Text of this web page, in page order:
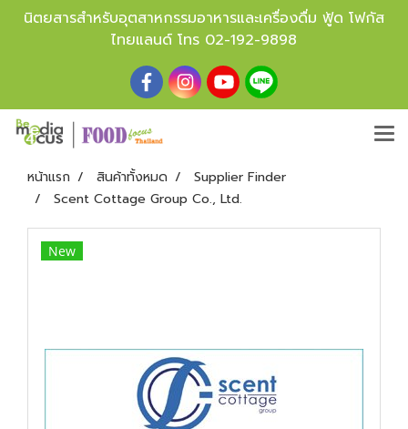
นิตยสารสำหรับอุตสาหกรรมอาหารและเครื่องดื่ม ฟู้ด โฟกัส
ไทยแลนด์ โทร 02-192-9898
หน้าแรก สินค้าทั้งหมด
Supplier Finder
Scent Cottage Group Co., Ltd.
New